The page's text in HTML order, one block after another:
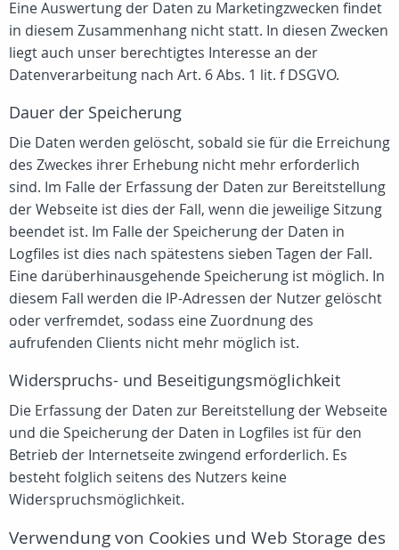
Eine Auswertung der Daten zu Marketingzwecken findet
in diesem Zusammenhang nicht statt. In diesen Zwecken
liegt auch unser berechtigtes Interesse an der
Datenverarbeitung nach Art. 6 Abs. 1 lit. f DSGVO.
Dauer der Speicherung
Die Daten werden gelöscht, sobald sie für die Erreichung
des Zweckes ihrer Erhebung nicht mehr erforderlich
sind. Im Falle der Erfassung der Daten zur Bereitstellung
der Webseite ist dies der Fall, wenn die jeweilige Sitzung
beendet ist. Im Falle der Speicherung der Daten in
Logfiles ist dies nach spätestens sieben Tagen der Fall.
Eine darüberhinausgehende Speicherung ist möglich. In
diesem Fall werden die IP-Adressen der Nutzer gelöscht
oder verfremdet, sodass eine Zuordnung des
aufrufenden Clients nicht mehr möglich ist.
Widerspruchs- und Beseitigungsmöglichkeit
Die Erfassung der Daten zur Bereitstellung der Webseite
und die Speicherung der Daten in Logfiles ist für den
Betrieb der Internetseite zwingend erforderlich. Es
besteht folglich seitens des Nutzers keine
Widerspruchsmöglichkeit.
Verwendung von Cookies und Web Storage des